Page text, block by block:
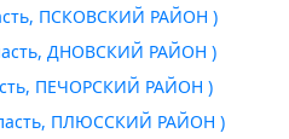
ПСКОВСКИЙ РАЙОН )
ДНОВСКИЙ РАЙОН )
ПЕЧОРСКИЙ РАЙОН )
ПЛЮССКИЙ РАЙОН )